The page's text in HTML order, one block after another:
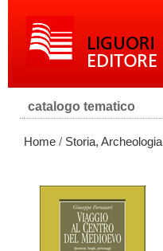
catalogo tematico
Home / Storia, Archeologia